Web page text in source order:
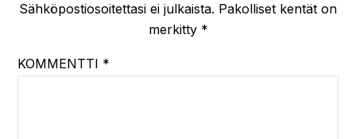
Sähköpostiosoitettasi ei julkaista. Pakolliset kentät on
merkitty *
KOMMENTTI *